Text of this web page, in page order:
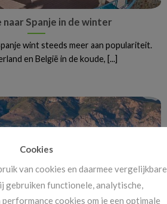
naar Spanje in de winter
wint steeds meer aan populariteit.
en België in de koude, [...]
Cookies
van cookies en daarmee vergelijkbare
gebruiken functionele, analytische,
cookies om je een optimale